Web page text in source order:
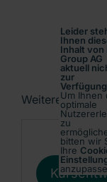
Weitere
Leider
Ihnen
Inhalt von
Group AG
aktuell
zur
Um Ihnen
optimale
zu
bitten wir
Ihre